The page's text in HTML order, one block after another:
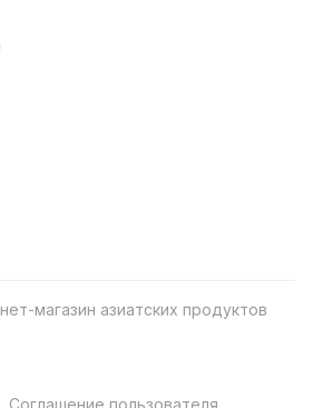
магазин азиатских продуктов
Соглашение пользователя